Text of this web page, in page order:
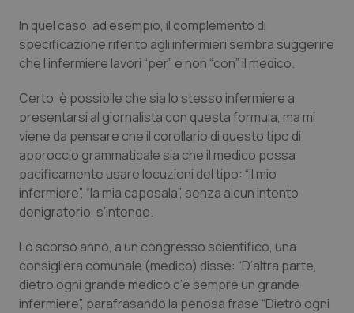
QS Pro
Professionisti Sanitari.AI
Abruzzo
Basilicata
Calabria
Campania
Emilia-Romagna
QS Pro Gold
Artrite & artrosi
Asma & BPCO
Car-T
Colesterolo & coronaropatie
QS Club Newsletter
In quel caso, ad esempio, il complemento di
specificazione riferito agli infermieri sembra suggerire
che l’infermiere lavori “per” e non “con” il medico.
Certo, è possibile che sia lo stesso infermiere a
presentarsi al giornalista con questa formula, ma mi
viene da pensare che il corollario di questo tipo di
approccio grammaticale sia che il medico possa
pacificamente usare locuzioni del tipo: “il mio
infermiere”, “la mia caposala”, senza alcun intento
denigratorio, s’intende.
Lo scorso anno, a un congresso scientifico, una
consigliera comunale (medico) disse: “D’altra parte,
dietro ogni grande medico c’è sempre un grande
infermiere”, parafrasando la penosa frase “Dietro ogni